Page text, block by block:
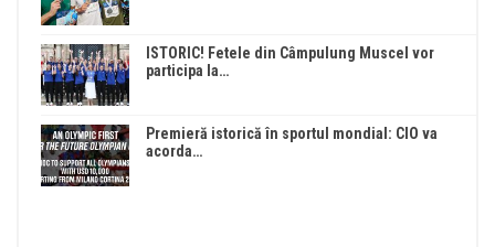
ISTORIC! Fetele din Câmpulung Muscel vor
participa la…
Premieră istorică în sportul mondial: CIO va
acorda…